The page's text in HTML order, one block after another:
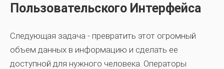
Пользовательского Интерфейса
Следующая задача - превратить этот огромный
объем данных в информацию и сделать ее
доступной для нужного человека. Операторы